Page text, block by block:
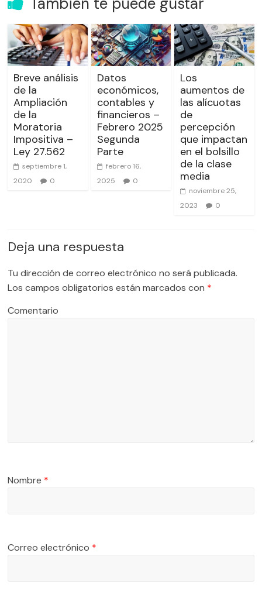
Breve análisis
de la
Ampliación
de la
Moratoria
Impositiva –
Ley 27.562
septiembre 1,
2020
0
Datos
económicos,
contables y
financieros –
Febrero 2025
Segunda
Parte
febrero 16,
2025
0
Los
aumentos de
las alícuotas
de
percepción
que impactan
en el bolsillo
de la clase
media
noviembre 25,
2023
0
Deja una respuesta
Tu dirección de correo electrónico no será publicada.
Los campos obligatorios están marcados con *
Comentario
Nombre *
Correo electrónico *